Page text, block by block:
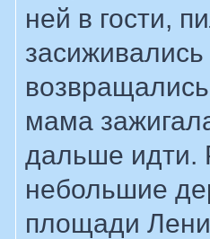
ней в гости,
мама
дальше идти.
небольшие
площади